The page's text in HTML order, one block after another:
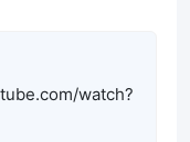
watch?